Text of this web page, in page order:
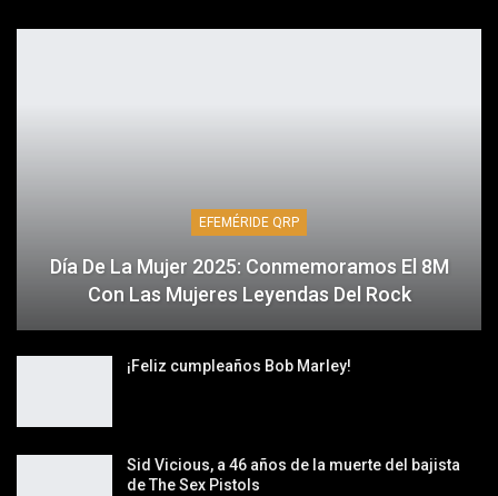
EFEMÉRIDE QRP
Día De La Mujer 2025: Conmemoramos El 8M
Con Las Mujeres Leyendas Del Rock
¡Feliz cumpleaños Bob Marley!
Sid Vicious, a 46 años de la muerte del bajista
de The Sex Pistols